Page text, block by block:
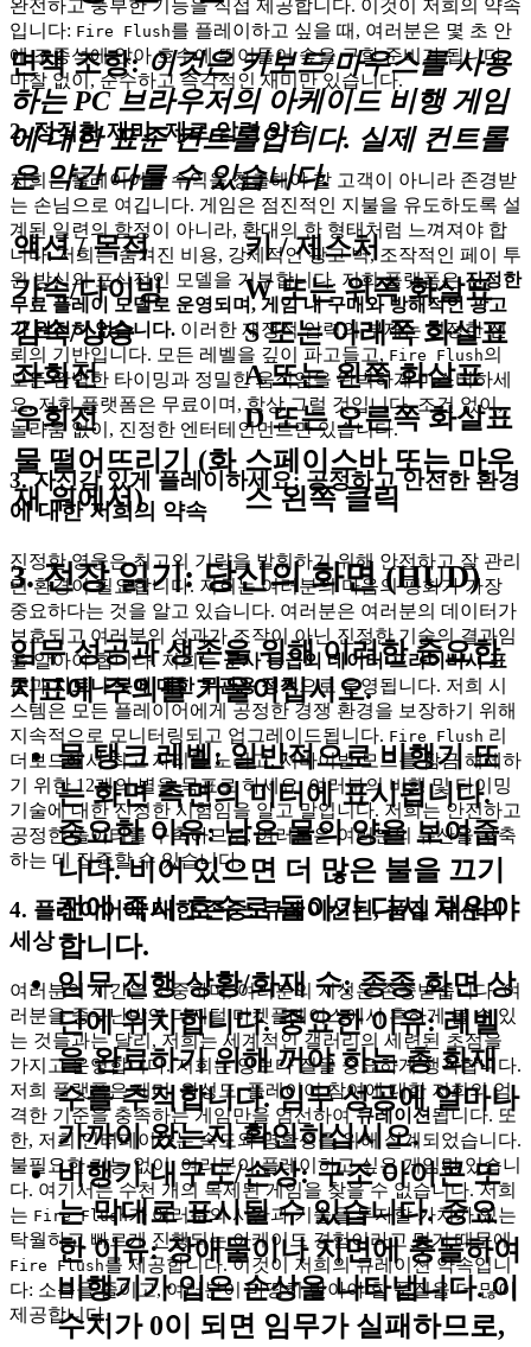
면책 조항: 이것은 키보드/마우스를 사용
하는 PC 브라우저의 아케이드 비행 게임
에 대한 표준 컨트롤입니다. 실제 컨트롤
은 약간 다를 수 있습니다.
액션 / 목적
키 / 제스처
가속/다이빙
W또는위쪽 화살표
감속/상승
S또는아래쪽 화살표
좌회전
A또는왼쪽 화살표
우회전
D또는오른쪽 화살표
물 떨어뜨리기
(화
재 위에서)
스페이스바또는 마우
스 왼쪽 클릭
3. 전장 읽기: 당신의 화면 (HUD)
임무 성공과 생존을 위해 이러한 중요한
지표에 주의를 기울이십시오.
물 탱크 레벨:일반적으로 비행기 또
는 화면 측면의 미터에 표시됩니다.
중요한 이유:남은 물의 양을 보여줍
니다. 비어 있으면 더 많은 불을 끄기
전에 즉시 호수로 돌아가 다시 채워야
합니다.
임무 진행 상황/화재 수:종종 화면 상
단에 위치합니다.중요한 이유:레벨
을 완료하기 위해 꺼야 하는 총 화재
수를 추적합니다. 임무 성공에 얼마나
가까이 왔는지 확인하십시오.
비행기 내구도/손상:구조 아이콘 또
는 막대로 표시될 수 있습니다.중요
한 이유:장애물이나 지면에 충돌하여
비행기가 입은 손상을 나타냅니다. 이
수치가 0이 되면 임무가 실패하므로,
완전하고 풍부한 기능을 직접 제공합니다. 이것이 저희의 약속
입니다: Fire Flush를 플레이하고 싶을 때, 여러분은 몇 초 안
에 조종석에 앉아 호수에 뛰어들어 숲을 구할 준비가 됩니다.
마찰 없이, 순수하고 즉각적인 재미만 있습니다.
2. 정직한 재미: 제로 압력 약속
저희는 플레이어를 수익을 창출해야 할 고객이 아니라 존경받
는 손님으로 여깁니다. 게임은 점진적인 지불을 유도하도록 설
계된 일련의 함정이 아니라, 환대의 한 형태처럼 느껴져야 합
니다. 저희는 숨겨진 비용, 강제적인 광고 벽, 조작적인 페이 투
윈 방식의 포식적인 모델을 거부합니다. 저희 플랫폼은진정한
무료 플레이 모델로 운영되며, 게임 내 구매와 방해적인 광고
가 완전히 없습니다. 이러한 재정적 압력의 부재는 진정한 신
뢰의 기반입니다. 모든 레벨을 깊이 파고들고, Fire Flush의
모든 완벽한 타이밍과 정밀한 움직임을 완벽하게 마스터하세
요. 저희 플랫폼은 무료이며, 항상 그럴 것입니다. 조건 없이,
놀라움 없이, 진정한 엔터테인먼트만 있습니다.
3. 자신감 있게 플레이하세요: 공정하고 안전한 환경
에 대한 저희의 약속
진정한 영웅은 최고의 기량을 발휘하기 위해 안전하고 잘 관리
된 환경이 필요합니다. 저희는 여러분의 마음의 평화가 가장
중요하다는 것을 알고 있습니다. 여러분은 여러분의 데이터가
보호되고 여러분의 성과가 조작이 아닌 진정한 기술의 결과임
을 알아야 합니다. 저희는군사 등급의 데이터 프라이버시 표
준과치트나 봇에 대한 무관용 정책으로 운영됩니다. 저희 시
스템은 모든 플레이어에게 공정한 경쟁 환경을 보장하기 위해
지속적으로 모니터링되고 업그레이드됩니다. Fire Flush 리
더보드에서 최고 자리를 노리고, 서바이벌 모드를 잠금 해제하
기 위한 12개의 별을 목표로 하세요. 여러분의 비행 및 타이밍
기술에 대한 진정한 시험임을 알고 말입니다. 저희는 안전하고
공정한 놀이터를 구축하므로, 여러분은 여러분의 유산을 구축
하는 데 집중할 수 있습니다.
4. 플레이어에 대한 존중: 큐레이션된, 품질 우선의
세상
여러분의 시간은 소중하며, 여러분의 지성은 존중받습니다. 여
러분을 중구난방의 디지털 마켓플레이스에서 흔하게 볼 수 있
는 것들과는 달리, 저희는 세계적인 갤러리의 세련된 초점을
가지고 운영합니다. 저희는 양보다 질을 중요하게 생각합니다.
저희 플랫폼은 재미, 완성도, 플레이어 참여에 대한 저희의 엄
격한 기준을 충족하는 게임만을 엄선하여큐레이션 됩니다. 또
한, 저희 인터페이스는 속도와 명확성을 위해 설계되었습니다.
불필요한 기능 없이, 여러분이 플레이하고 싶은 게임만 있습니
다. 여기서는 수천 개의 복제된 게임을 찾을 수 없습니다. 저희
는 Fire Flush가 여러분의 시간과 기술을 투자할 가치가 있는
탁월하고 빠르게 진행되는 아케이드 경험이라고 믿기 때문에
Fire Flush를 제공합니다. 이것이 저희의 큐레이션 약속입니
다: 소음을 줄이고, 여러분이 마땅히 받아야 할 품질을 더 많이
제공합니다.